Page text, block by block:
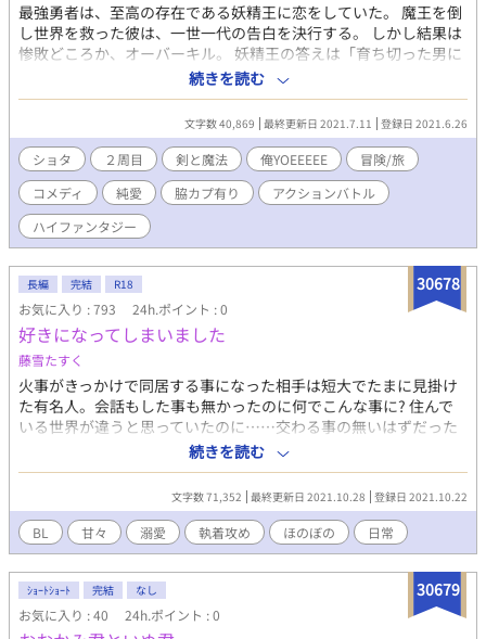
最強勇者は、至高の存在である妖精王に恋をしていた。 魔王を倒
し世界を救った彼は、一世一代の告白を決行する。 しかし結果は
惨敗どころか、オーバーキル。 妖精王の答えは「育ち切った男に
興味はない」という斜め上のものだった。 どうしても諦められな
い勇者は、「育ち切る前ならワンチャンいける？？？」と、転生
するが…… 最強ガチムチ勇者、貧弱ショタにジョブチェンジ！ 果
たして貧弱ショタに生まれ変わった元・最強勇者は、 ２０００年
越しの恋を叶えることができるのか？ ＊ ＊ ＊ 逃げて隠れて、
仲間を増やしてバトルして……妖精王を探す旅ものです。 念のた
めにＲ１５にしています。 ＢＬですがファンタジー冒険要素強め
です。 後半にキス、朝チュンシーンはあるかもしれませんが、 本
編にはアダルトなシーンはございません。 本編にはアダルトなシ
２話以降の更新は、月、水、金、日の週４日を予定しています。
当作品は、なろう、ノベルアップ、カクヨムにもアップしていま
す。
続きを読む
文字数 40,869 最終更新日 2021.7.11 登録日 2021.6.26
ショタ ２周目 剣と魔法 俺YOEEEEE
冒険/旅
コメディ
純愛 脇カプ有り
アクションバトル
ハイファンタジー
30678
長編 完結 R18
お気に入り : 793 24h.ポイント : 0
好きになってしまいました
藤雪たすく
火事がきっかけで同居する事になった相手は短大でたまに見掛け
た有名人。会話もした事も無かったのに何でこんな事に? 住んで
いる世界が違うと思っていたのに……交わる事の無いはずだった
線がそうして交わり始めた。 ※他サイトに投稿している作品に加
筆修正を加えたものになります
続きを読む
文字数 71,352 最終更新日 2021.10.28 登録日 2021.10.22
BL 甘々 溺愛 執着攻め ほのぼの 日常
30679
ｼｮｰﾄｼｮｰﾄ 完結 なし
お気に入り : 40 24h.ポイント : 0